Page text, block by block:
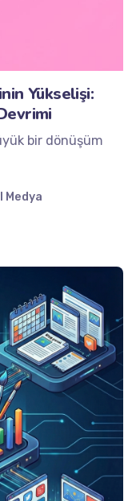
Yükselişi:
bir dönüşüm
Medya